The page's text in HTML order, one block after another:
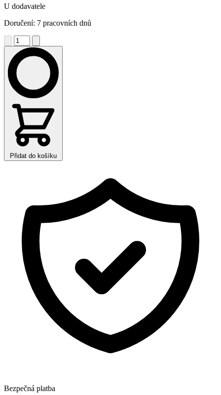
U dodavatele
Doručení: 7 pracovních dnů
Přidat do košíku
Bezpečná platba